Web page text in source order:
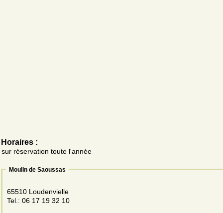
Horaires :
sur réservation toute l'année
Moulin de Saoussas
65510 Loudenvielle
Tel.: 06 17 19 32 10